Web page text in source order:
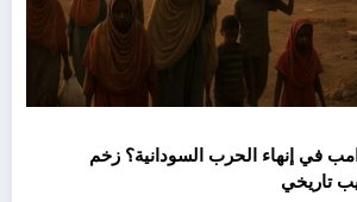
في إنهاء الحرب السودانية؟ زخم
تاريخي